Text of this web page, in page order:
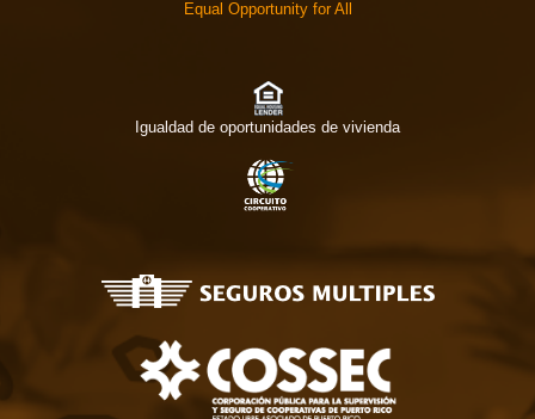
Equal Opportunity for All
Igualdad de oportunidades de vivienda